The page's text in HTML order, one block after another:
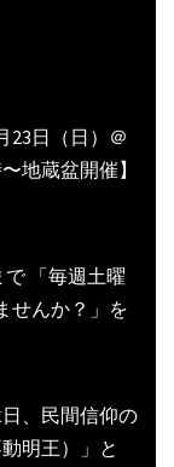
23日（日）＠
地蔵盆開催】
で 「毎週土曜
せんか？」を
、民間信仰の
明王）」と